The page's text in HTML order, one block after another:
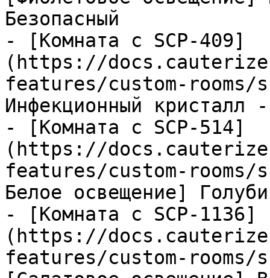
Безопасный
- [Комната с SCP-409]
(https://
features/custom-rooms/
Инфекционный кристалл
- [Комната с SCP-514]
(https://
features/custom-rooms/
Белое освещение]
- [Комната с SCP-1136]
(https://
features/custom-rooms/